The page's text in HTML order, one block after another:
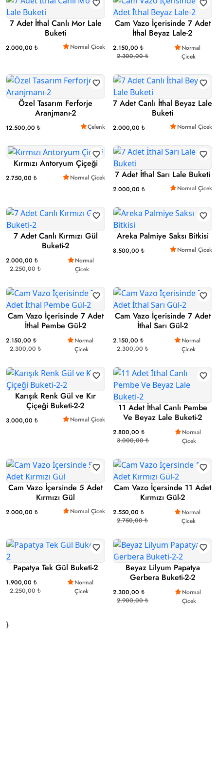
7 Adet İthal Canlı Mor Lale
Buketi
2.000,00 ₺ Normal Çicek
Cam Vazo İçerisinde 7 Adet
İthal Beyaz Lale-2
2.150,00 ₺
2.300,00 ₺
Normal
Çicek
Özel Tasarım Ferforje
Aranjmanı-2
12.500,00 ₺ Çelenk
7 Adet Canlı İthal Beyaz Lale
Buketi
2.000,00 ₺ Normal Çicek
Kırmızı Antoryum Çiçeği
2.750,00 ₺ Normal Çicek 7 Adet İthal Sarı Lale Buketi
2.000,00 ₺ Normal Çicek
7 Adet Canlı Kırmızı Gül
Buketi-2
2.000,00 ₺
2.250,00 ₺
Normal
Çicek
Areka Palmiye Saksı Bitkisi
8.500,00 ₺ Normal Çicek
Cam Vazo İçerisinde 7 Adet
İthal Pembe Gül-2
2.150,00 ₺
2.300,00 ₺
Normal
Çicek
Cam Vazo İçerisinde 7 Adet
İthal Sarı Gül-2
2.150,00 ₺
2.300,00 ₺
Normal
Çicek
Karışık Renk Gül ve Kır
Çiçeği Buketi-2-2
3.000,00 ₺ Normal Çicek
11 Adet İthal Canlı Pembe
Ve Beyaz Lale Buketi-2
2.800,00 ₺
3.000,00 ₺
Normal
Çicek
Cam Vazo İçersinde 5 Adet
Kırmızı Gül
2.000,00 ₺ Normal Çicek
Cam Vazo İçersinde 11 Adet
Kırmızı Gül-2
2.550,00 ₺
2.750,00 ₺
Normal
Çicek
Papatya Tek Gül Buketi-2
1.900,00 ₺
2.250,00 ₺
Normal
Çicek
Beyaz Lilyum Papatya
Gerbera Buketi-2-2
2.300,00 ₺
2.900,00 ₺
Normal
Çicek
}